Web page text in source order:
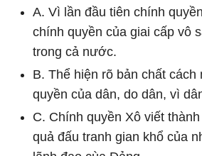
A. Vì lần đầu tiên chính
chính quyền của giai cấp vô
trong cả nước.
B. Thể hiện rõ bản chất
quyền của dân, do dân, vì
C. Chính quyền Xô viết
quả đấu tranh gian khổ của